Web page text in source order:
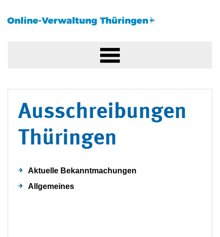
Ausschreibungen
Thüringen
Aktuelle Bekanntmachungen
Allgemeines